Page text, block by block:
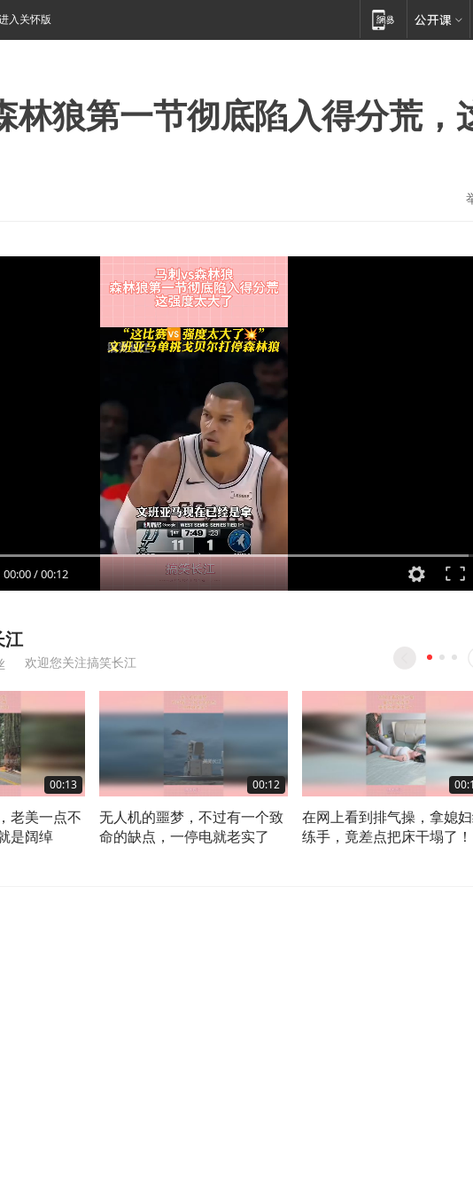
入关怀版
林狼第一节彻底陷入得分荒，
00:00/00:12
江
欢迎您关注搞笑长江
00:13
老美一点不
是阔绰
00:12
无人机的噩梦，不过有一个致
命的缺点，一停电就老实了
在网上看到排气操，拿媳
练手，竟差点把床干塌了！